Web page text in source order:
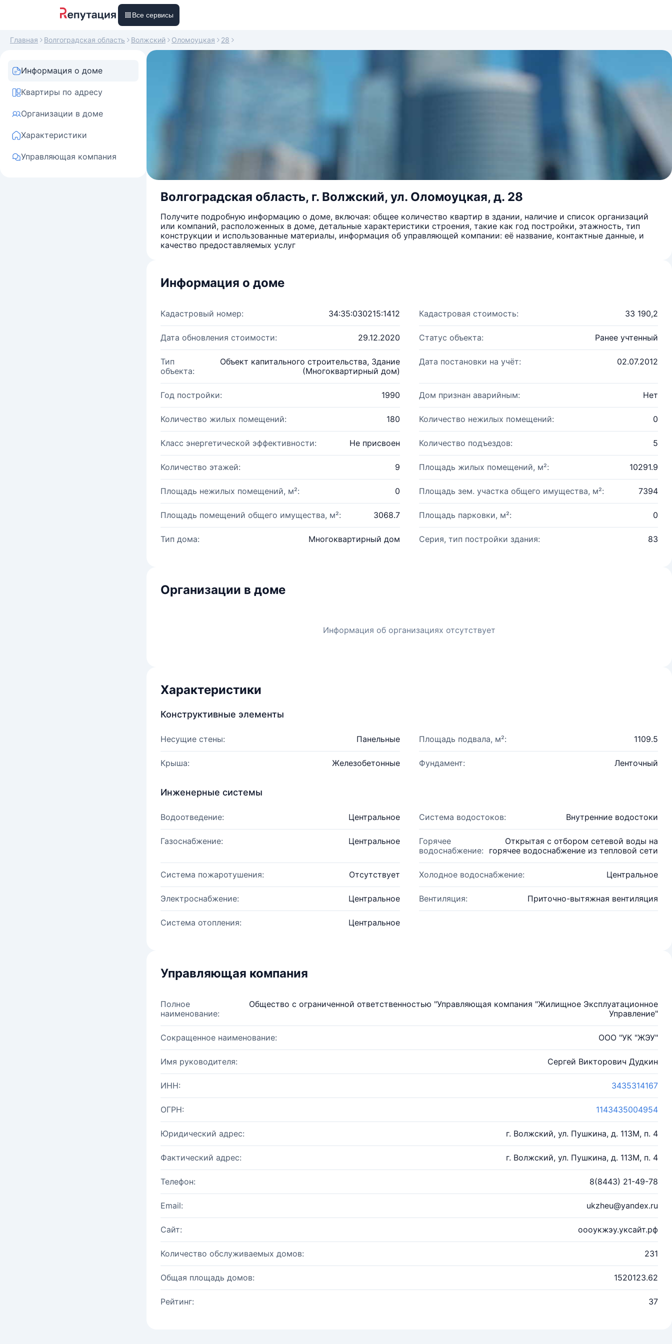
Все сервисы
Главная Волгоградская область Волжский Оломоуцкая 28
Информация о доме
Квартиры по адресу
Организации в доме
Характеристики
Управляющая компания
Волгоградская область, г. Волжский, ул. Оломоуцкая, д. 28
Получите подробную информацию о доме, включая: общее количество квартир в здании, наличие и список организаций
или компаний, расположенных в доме, детальные характеристики строения, такие как год постройки, этажность, тип
конструкции и использованные материалы, информация об управляющей компании: её название, контактные данные, и
качество предоставляемых услуг
Информация о доме
Кадастровый номер: 34:35:030215:1412 Кадастровая стоимость: 33 190,2
Дата обновления стоимости: 29.12.2020 Статус объекта: Ранее учтенный
Тип
объекта:
Объект капитального строительства, Здание
(Многоквартирный дом)
Дата постановки на учёт: 02.07.2012
Год постройки: 1990 Дом признан аварийным: Нет
Количество жилых помещений: 180 Количество нежилых помещений: 0
Класс энергетической эффективности: Не присвоен Количество подъездов: 5
Количество этажей: 9 Площадь жилых помещений, м²: 10291.9
Площадь нежилых помещений, м²: 0 Площадь зем. участка общего имущества, м²: 7394
Площадь помещений общего имущества, м²: 3068.7 Площадь парковки, м²: 0
Тип дома: Многоквартирный дом Серия, тип постройки здания: 83
Организации в доме
Информация об организациях отсутствует
Характеристики
Конструктивные элементы
Несущие стены: Панельные Площадь подвала, м²: 1109.5
Крыша: Железобетонные Фундамент: Ленточный
Инженерные системы
Водоотведение: Центральное Система водостоков: Внутренние водостоки
Газоснабжение: Центральное
Горячее
водоснабжение:
Открытая с отбором сетевой воды на
горячее водоснабжение из тепловой сети
Система пожаротушения: Отсутствует Холодное водоснабжение: Центральное
Электроснабжение: Центральное Вентиляция: Приточно-вытяжная вентиляция
Система отопления: Центральное
Управляющая компания
Полное
наименование:
Общество с ограниченной ответственностью "Управляющая компания "Жилищное Эксплуатационное
Управление"
Сокращенное наименование: ООО "УК "ЖЭУ"
Имя руководителя: Сергей Викторович Дудкин
ИНН: 3435314167
ОГРН: 1143435004954
Юридический адрес: г. Волжский, ул. Пушкина, д. 113М, п. 4
Фактический адрес: г. Волжский, ул. Пушкина, д. 113М, п. 4
Телефон: 8(8443) 21-49-78
Email: ukzheu@yandex.ru
Сайт: оооукжэу.уксайт.рф
Количество обслуживаемых домов: 231
Общая площадь домов: 1520123.62
Рейтинг: 37